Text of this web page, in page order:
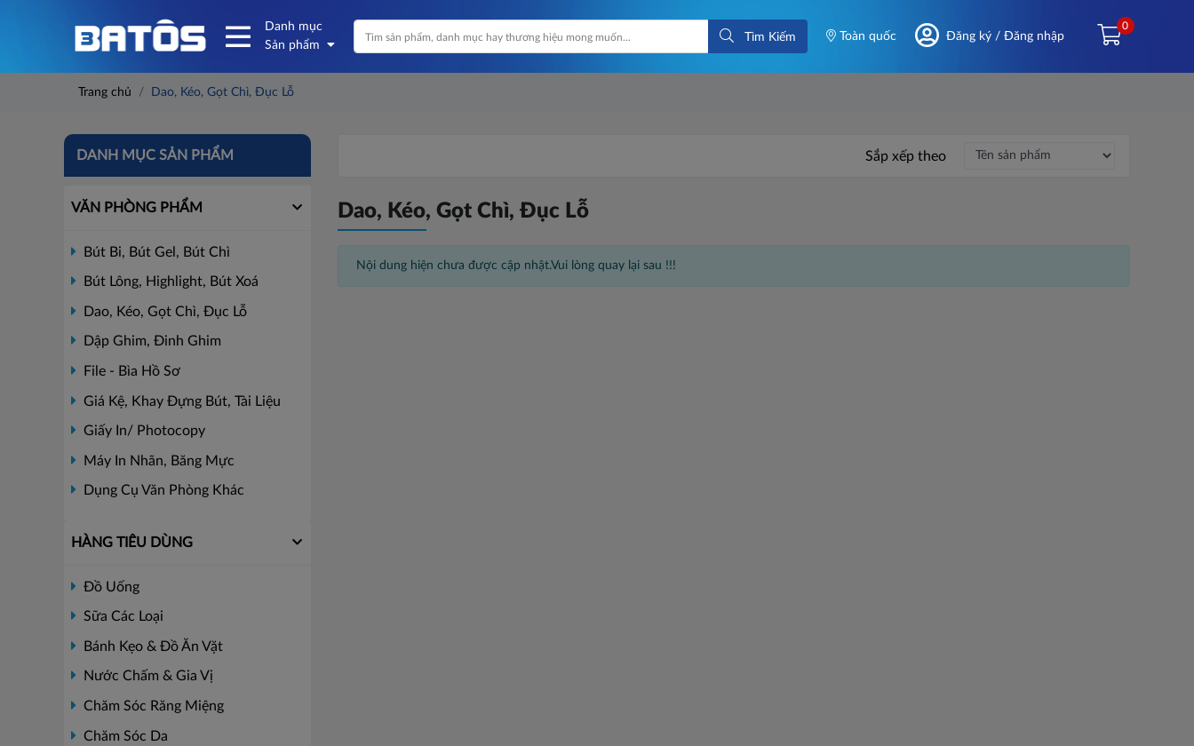
Danh mục
Sản phẩm
Tìm Kiếm Toàn quốc Đăng ký / Đăng nhập
0
Trang chủ Dao, Kéo, Gọt Chì, Đục Lỗ
DANH MỤC SẢN PHẨM
VĂN PHÒNG PHẨM
Bút Bi, Bút Gel, Bút Chì
Bút Lông, Highlight, Bút Xoá
Dao, Kéo, Gọt Chì, Đục Lỗ
Dập Ghim, Đinh Ghim
File - Bìa Hồ Sơ
Giá Kệ, Khay Đựng Bút, Tài Liệu
Giấy In/ Photocopy
Máy In Nhãn, Băng Mực
Dụng Cụ Văn Phòng Khác
HÀNG TIÊU DÙNG
Đồ Uống
Sữa Các Loại
Bánh Kẹo & Đồ Ăn Vặt
Nước Chấm & Gia Vị
Chăm Sóc Răng Miệng
Chăm Sóc Da
Sắp xếp theo
Dao, Kéo, Gọt Chì, Đục Lỗ
Nội dung hiện chưa được cập nhật.Vui lòng quay lại sau !!!